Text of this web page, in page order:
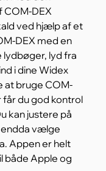
COM-DEX
ved hjælp af et
DEX med en
lydbøger, lyd fra
i dine Widex
at bruge COM-
får du god kontrol
kan justere på
vælge
Appen er helt
både Apple og